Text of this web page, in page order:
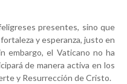
presentes, sino que
y esperanza, justo en
embargo, el Vaticano no ha
de manera activa en los
y Resurrección de Cristo.